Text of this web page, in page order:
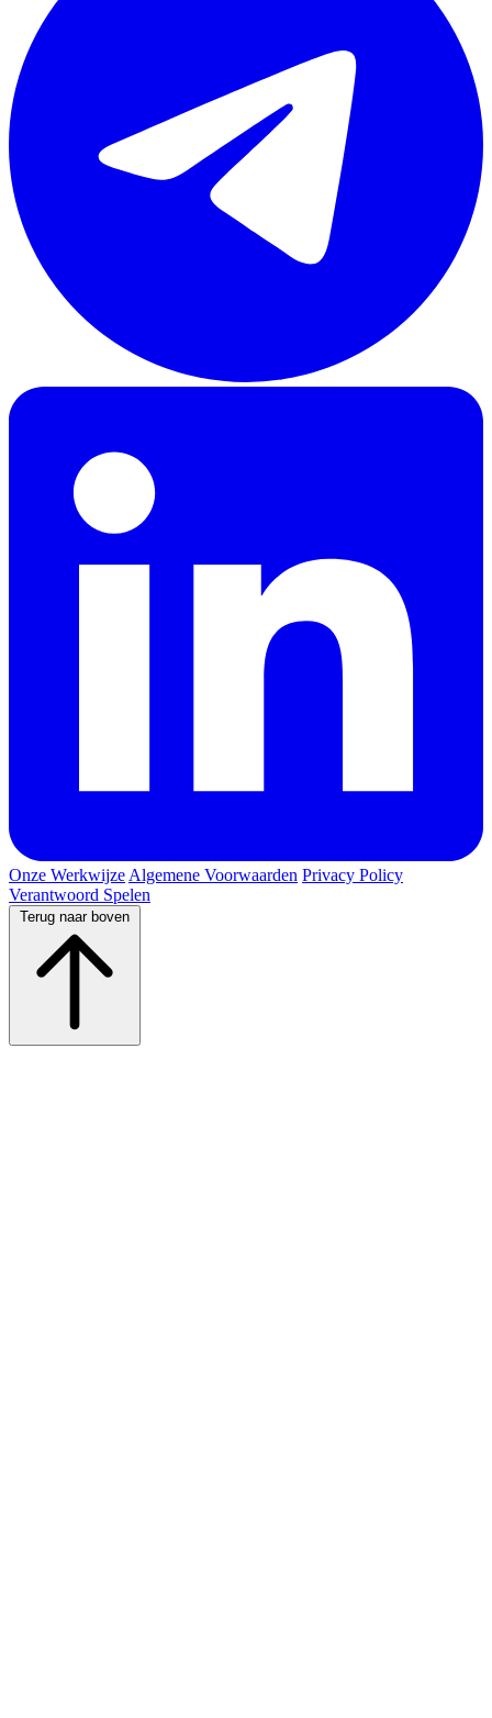
Onze Werkwijze Algemene Voorwaarden Privacy Policy
Verantwoord Spelen
Terug naar boven